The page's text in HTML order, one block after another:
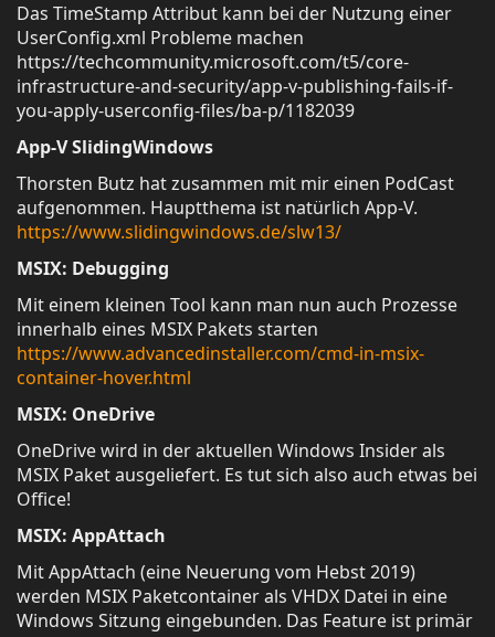
Das TimeStamp Attribut kann bei der Nutzung einer
UserConfig.xml Probleme machen
https://techcommunity.microsoft.com/t5/core-
infrastructure-and-security/app-v-publishing-fails-if-
you-apply-userconfig-files/ba-p/1182039
App-V SlidingWindows
Thorsten Butz hat zusammen mit mir einen PodCast
aufgenommen. Hauptthema ist natürlich App-V.
https://www.slidingwindows.de/slw13/
MSIX: Debugging
Mit einem kleinen Tool kann man nun auch Prozesse
innerhalb eines MSIX Pakets starten
https://www.advancedinstaller.com/cmd-in-msix-
container-hover.html
MSIX: OneDrive
OneDrive wird in der aktuellen Windows Insider als
MSIX Paket ausgeliefert. Es tut sich also auch etwas bei
Office!
MSIX: AppAttach
Mit AppAttach (eine Neuerung vom Hebst 2019)
werden MSIX Paketcontainer als VHDX Datei in eine
Windows Sitzung eingebunden. Das Feature ist primär